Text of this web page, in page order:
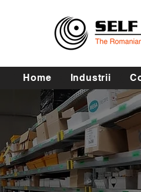
Home Industrii